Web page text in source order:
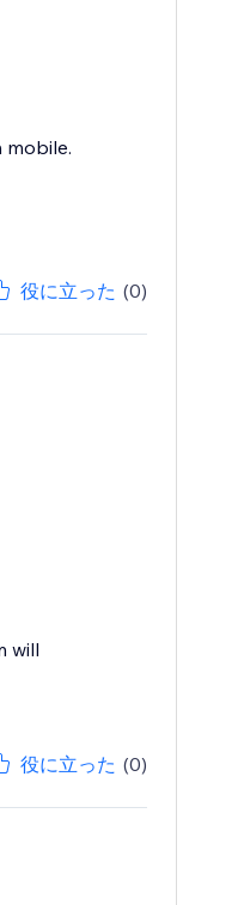
mobile.
役に立った (0)
will
役に立った (0)